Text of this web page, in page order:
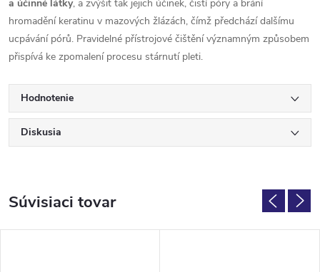
a účinné látky, a zvýšit tak jejich účinek, čistí póry a brání
hromadění keratinu v mazových žlázách, čímž předchází dalšímu
ucpávání pórů. Pravidelné přístrojové čištění významným způsobem
přispívá ke zpomalení procesu stárnutí pleti.
Hodnotenie
Diskusia
Súvisiaci tovar